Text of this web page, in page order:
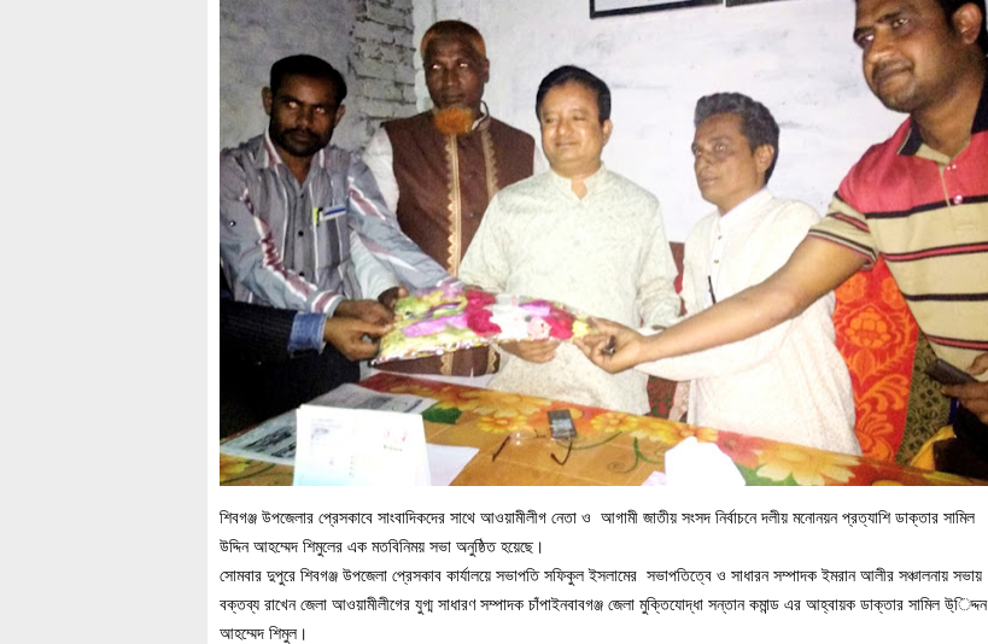
শিবগঞ্জ উপজেলার প্রেসকাবে সাংবাদিকদের সাথে আওয়ামীলীগ নেতা ও আগামী জাতীয় সংসদ নির্বাচনে দলীয় মনোনয়ন প্রত্যাশি ডাক্তার সামিল
উদ্দিন আহম্মেদ শিমুলের এক মতবিনিময় সভা অনুষ্ঠিত হয়েছে।
সোমবার দুপুরে শিবগঞ্জ উপজেলা প্রেসকাব কার্যালয়ে সভাপতি সফিকুল ইসলামের সভাপতিত্বে ও সাধারন সম্পাদক ইমরান আলীর সঞ্চালনায় সভায়
বক্তব্য রাখেন জেলা আওয়ামীলীগের যুগ্ম সাধারণ সম্পাদক চাঁপাইনবাবগঞ্জ জেলা মুক্তিযোদ্ধা সন্তান কমান্ড এর আহ্বায়ক ডাক্তার সামিল উ্িদ্দন
আহম্মেদ শিমুল।